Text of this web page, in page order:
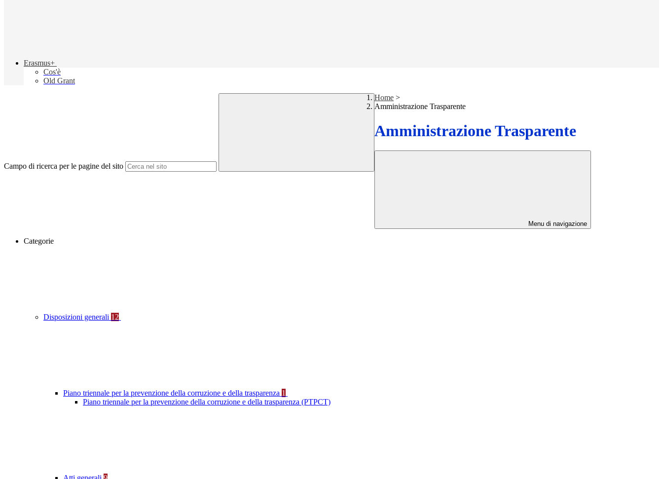
Erasmus+
Cos'è
Old Grant
Campo di ricerca per le pagine del sito
Home >
Amministrazione Trasparente
Amministrazione Trasparente
Menu di navigazione
Categorie
Disposizioni generali 12
Piano triennale per la prevenzione della corruzione e della trasparenza 1
Piano triennale per la prevenzione della corruzione e della trasparenza (PTPCT)